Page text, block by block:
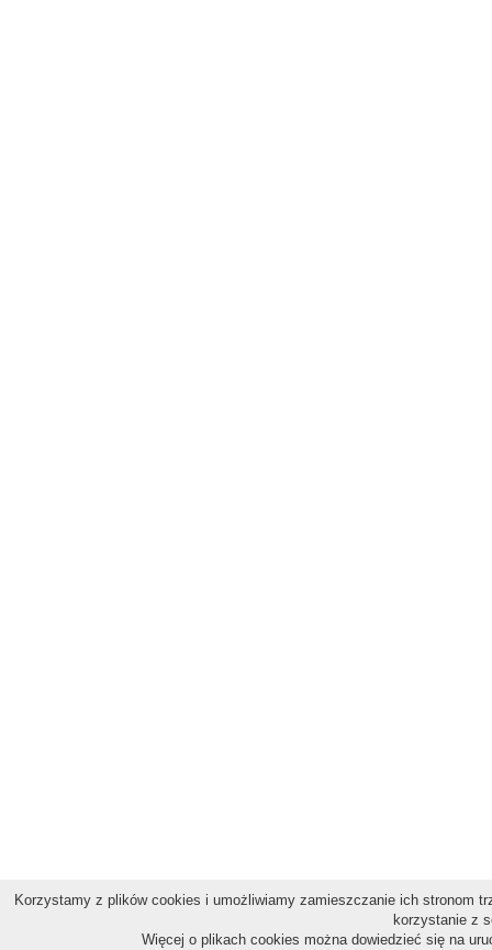
Korzystamy z plików cookies i umożliwiamy zamieszczanie ich stronom
korzystanie z
Więcej o plikach cookies można dowiedzieć się na